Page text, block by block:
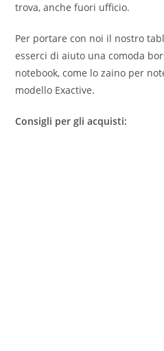
trova, anche fuori ufficio.
Per portare con noi il nostro
esserci di aiuto una comoda
notebook, come lo zaino per
modello Exactive.
Consigli per gli acquisti: